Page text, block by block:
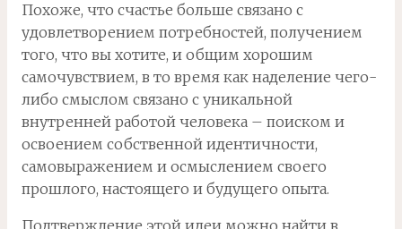
Похоже, что счастье больше связано с
удовлетворением потребностей, получением
того, что вы хотите, и общим хорошим
самочувствием, в то время как наделение чего-
либо смыслом связано с уникальной
внутренней работой человека – поиском и
освоением собственной идентичности,
самовыражением и осмыслением своего
прошлого, настоящего и будущего опыта.